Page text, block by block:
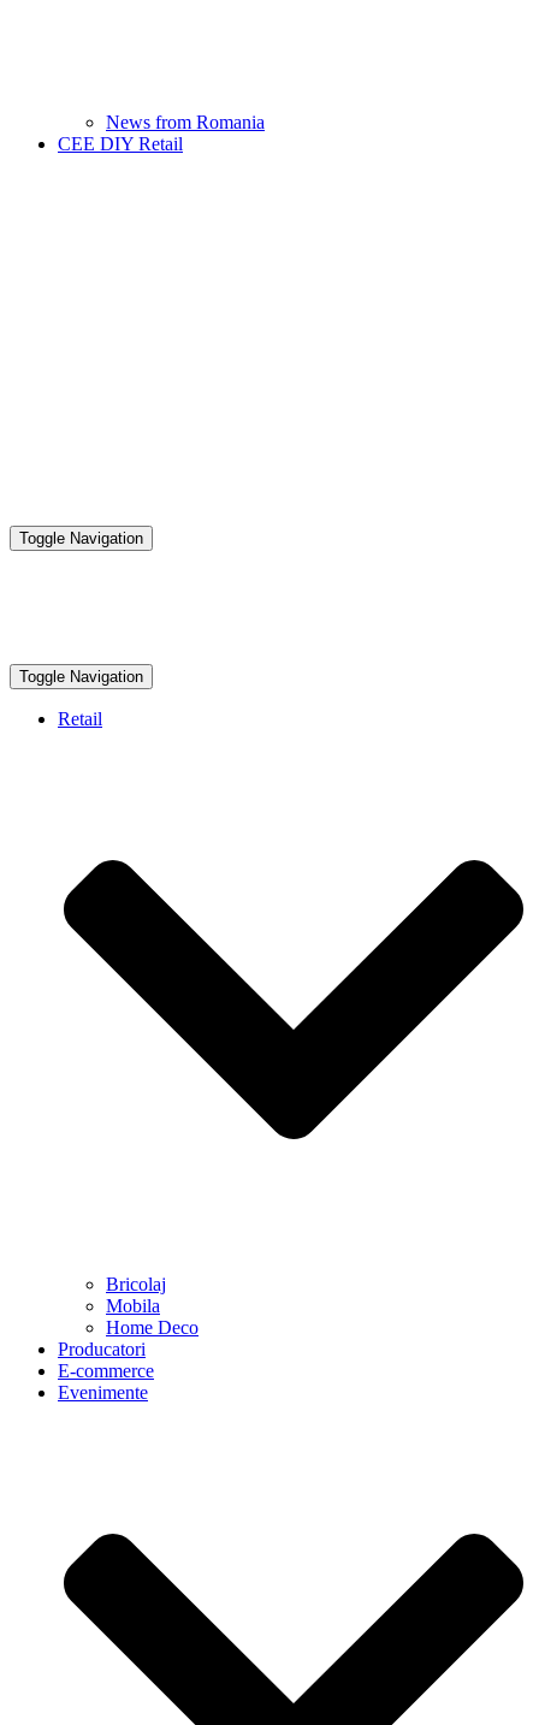
News from Romania
CEE DIY Retail
Toggle Navigation
Toggle Navigation
Retail
Bricolaj
Mobila
Home Deco
Producatori
E-commerce
Evenimente